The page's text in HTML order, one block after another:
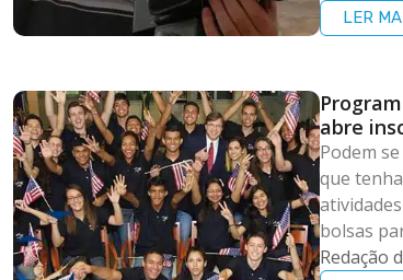
LER
abre
Podem
que
bolsas
Redação